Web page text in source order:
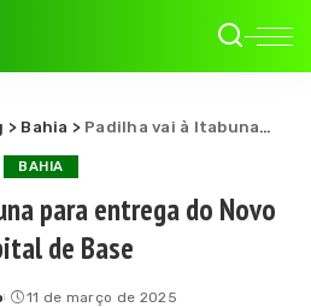
> Bahia > Padilha vai à Itabuna para entrega do Novo Hospital de Base
BAHIA
para entrega do Novo
de Base
11 de março de 2025